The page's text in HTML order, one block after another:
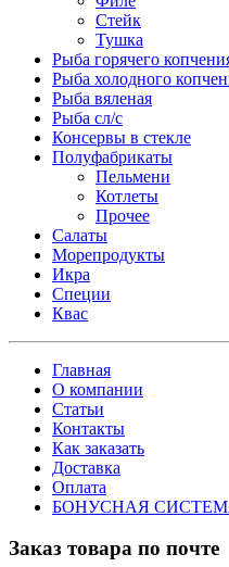
Стейк
Тушка
Рыба горячего
Рыба холодного
Рыба вяленая
Рыба сл/с
Консервы в стекле
Полуфабрикаты
Пельмени
Котлеты
Прочее
Салаты
Морепродукты
Икра
Специи
Квас
Главная
О компании
Статьи
Контакты
Как заказать
Доставка
Оплата
БОНУСНАЯ
Заказ товара по почте